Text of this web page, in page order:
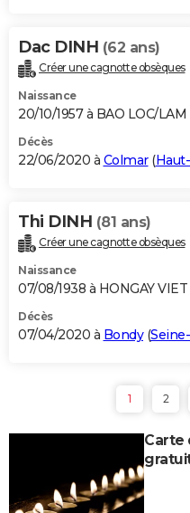
Dac DINH (62 ans)
Créer une cagnotte obsèques
Naissance
20/10/1957 à BAO LOC/
Décès
22/06/2020 à Colmar(
Thi DINH (81 ans)
Créer une cagnotte obsèques
Naissance
07/08/1938 à HONGAY
Décès
07/04/2020 à Bondy(
1 2
Carte